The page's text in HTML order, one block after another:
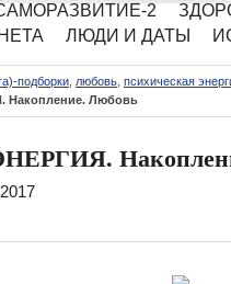
2
ЛЮДИ И ДАТЫ
подборки любовь психическая
Любовь